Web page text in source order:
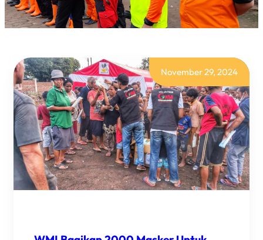
November 29, 2024